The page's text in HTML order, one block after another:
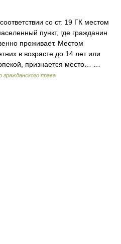
со ст. 19 ГК местом
пункт, где гражданин
проживает. Местом
в возрасте до 14 лет или
признается место… …
гражданского права